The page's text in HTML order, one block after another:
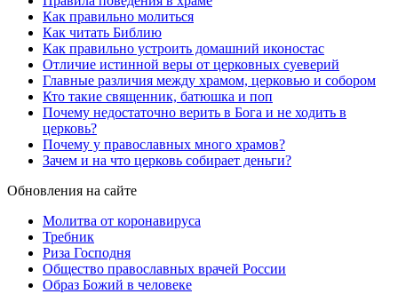
Как правильно молиться
Как читать Библию
Как правильно устроить домашний иконостас
Отличие истинной веры от церковных суеверий
Главные различия между храмом, церковью и собором
Кто такие священник, батюшка и поп
Почему недостаточно верить в Бога и не ходить в
церковь?
Почему у православных много храмов?
Зачем и на что церковь собирает деньги?
Обновления на сайте
Молитва от коронавируса
Требник
Риза Господня
Общество православных врачей России
Образ Божий в человеке